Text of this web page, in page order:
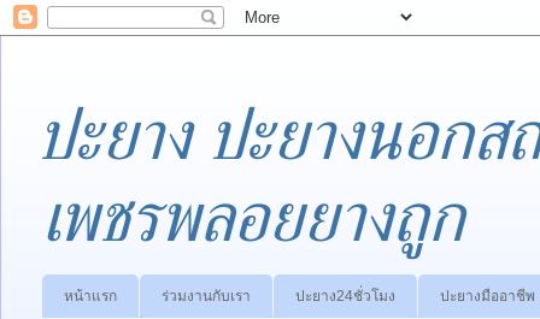
ปะยาง ปะยางนอก
เพชรพลอยยางถูก
หน้าแรก ร่วมงานกับเรา ปะยาง24ชั่วโมง ปะยางมืออาชีพ